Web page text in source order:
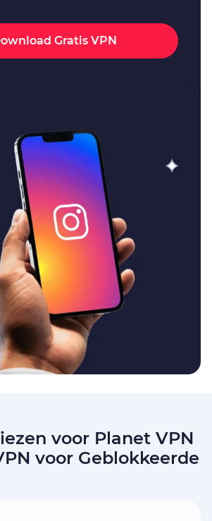
Gratis VPN
voor Planet VPN
voor Geblokkeerde